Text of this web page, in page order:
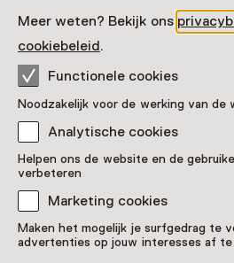
Meer weten? Bekijk ons
cookiebeleid.
Functionele cookies
Noodzakelijk voor de werking van de
Analytische cookies
Helpen ons de website en de
verbeteren
Marketing cookies
Maken het mogelijk je surfgedrag te
advertenties op jouw interesses af te
Zien & doen in
de Haar